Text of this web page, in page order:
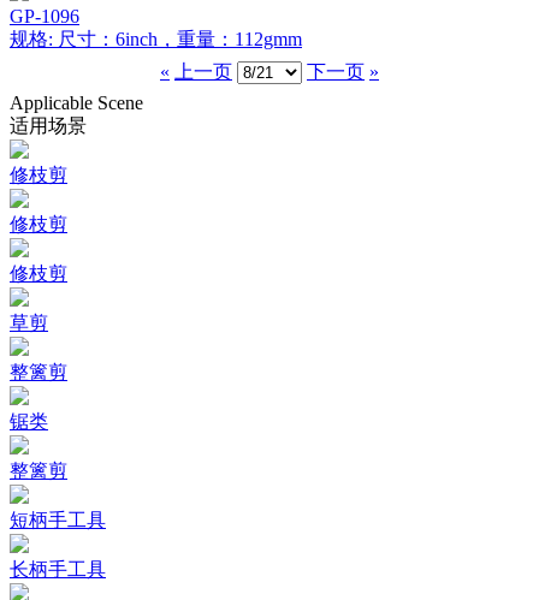
GP-1096
规格: 尺寸：6inch，重量：112gmm
«
上一页 下一页 »
Applicable Scene
适用场景
修枝剪
修枝剪
修枝剪
草剪
整篱剪
锯类
整篱剪
短柄手工具
长柄手工具